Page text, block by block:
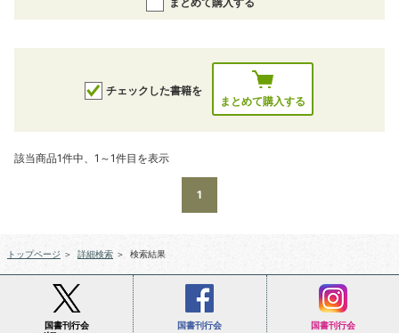
チェックした書籍を
まとめて購入する
該当商品1件中、1～1件目を表示
1
トップページ ＞ 詳細検索 ＞ 検索結果
国書刊行会 国書刊行会 国書刊行会